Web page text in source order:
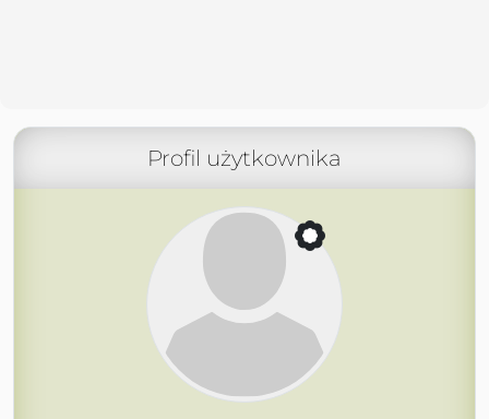
Profil użytkownika